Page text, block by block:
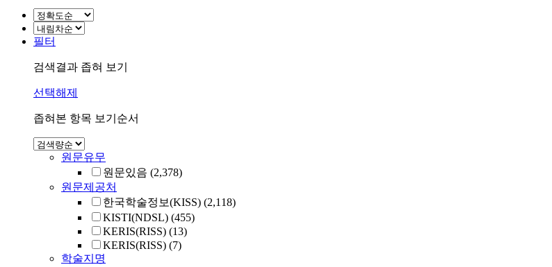
필터
검색결과 좁혀 보기
선택해제
좁혀본 항목 보기순서
원문유무
원문있음 (2,378)
원문제공처
한국학술정보(KISS) (2,118)
KISTI(NDSL) (455)
KERIS(RISS) (13)
KERIS(RISS) (7)
학술지명